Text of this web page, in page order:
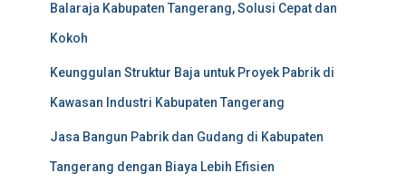
Balaraja Kabupaten Tangerang, Solusi Cepat dan
Kokoh
Keunggulan Struktur Baja untuk Proyek Pabrik di
Kawasan Industri Kabupaten Tangerang
Jasa Bangun Pabrik dan Gudang di Kabupaten
Tangerang dengan Biaya Lebih Efisien